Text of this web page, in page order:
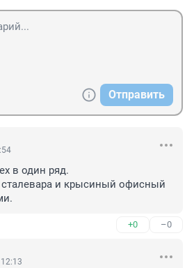
Отправить
в один ряд.
сталевара и крысиный офисный
+0 –0